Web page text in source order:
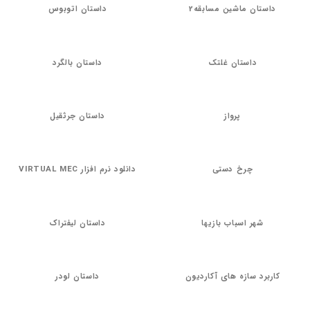
داستان ماشین مسابقه2 داستان اتوبوس
داستان غلتک داستان بالگرد
پرواز داستان جرثقیل
چرخ دستی دانلود نرم افزار VIRTUAL MEC
شهر اسباب بازیها داستان لیفتراک
کاربرد سازه های آکاردیون داستان لودر